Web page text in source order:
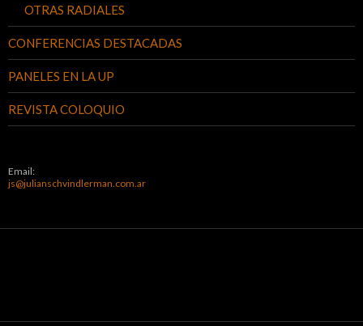
OTRAS RADIALES
CONFERENCIAS DESTACADAS
PANELES EN LA UP
REVISTA COLOQUIO
Email:
js@julianschvindlerman.com.ar